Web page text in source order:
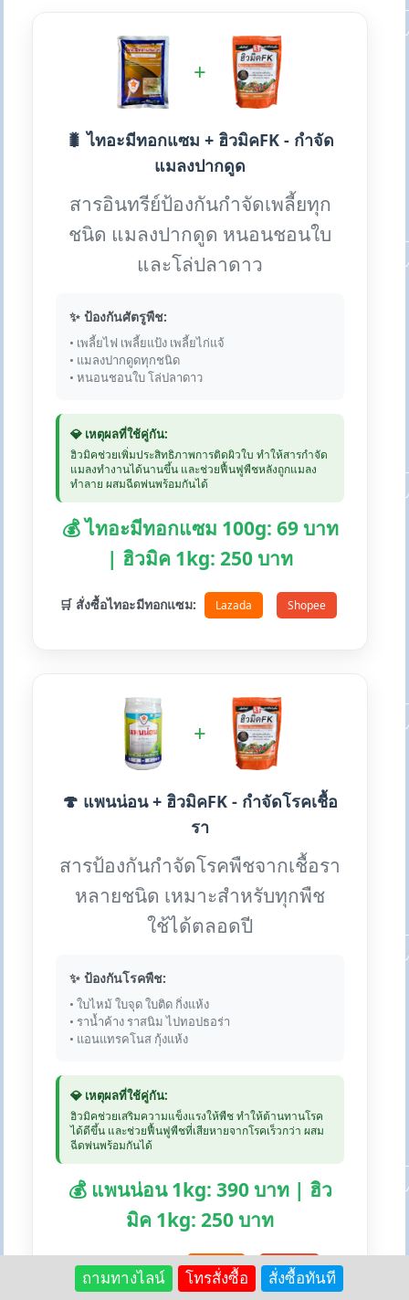
+
🐛 ไทอะมีทอกแซม + ฮิวมิคFK - กำจัด
แมลงปากดูด
สารอินทรีย์ป้องกันกำจัดเพลี้ยทุก
ชนิด แมลงปากดูด หนอนชอนใบ
และโล่ปลาดาว
✨ ป้องกันศัตรูพืช:
• เพลี้ยไฟ เพลี้ยแป้ง เพลี้ยไก่แจ้
• แมลงปากดูดทุกชนิด
• หนอนชอนใบ โล่ปลาดาว
💎 เหตุผลที่ใช้คู่กัน:
ฮิวมิคช่วยเพิ่มประสิทธิภาพการติดผิวใบ ทำให้สารกำจัด
แมลงทำงานได้นานขึ้น และช่วยฟื้นฟูพืชหลังถูกแมลง
ทำลาย ผสมฉีดพ่นพร้อมกันได้
💰 ไทอะมีทอกแซม 100g: 69 บาท
| ฮิวมิค 1kg: 250 บาท
🛒 สั่งซื้อไทอะมีทอกแซม: Lazada Shopee
+
🍄 แพนน่อน + ฮิวมิคFK - กำจัดโรคเชื้อ
รา
สารป้องกันกำจัดโรคพืชจากเชื้อรา
หลายชนิด เหมาะสำหรับทุกพืช
ใช้ได้ตลอดปี
✨ ป้องกันโรคพืช:
• ใบไหม้ ใบจุด ใบติด กิ่งแห้ง
• ราน้ำค้าง ราสนิม ไปทอปธอร่า
• แอนแทรคโนส กุ้งแห้ง
💎 เหตุผลที่ใช้คู่กัน:
ฮิวมิคช่วยเสริมความแข็งแรงให้พืช ทำให้ต้านทานโรค
ได้ดีขึ้น และช่วยฟื้นฟูพืชที่เสียหายจากโรคเร็วกว่า ผสม
ฉีดพ่นพร้อมกันได้
💰 แพนน่อน 1kg: 390 บาท | ฮิว
มิค 1kg: 250 บาท
🛒 สั่งซื้อแพนน่อน: Lazada Shopee
ถามทางไลน์ โทรสั่งซื้อ สั่งซื้อทันที